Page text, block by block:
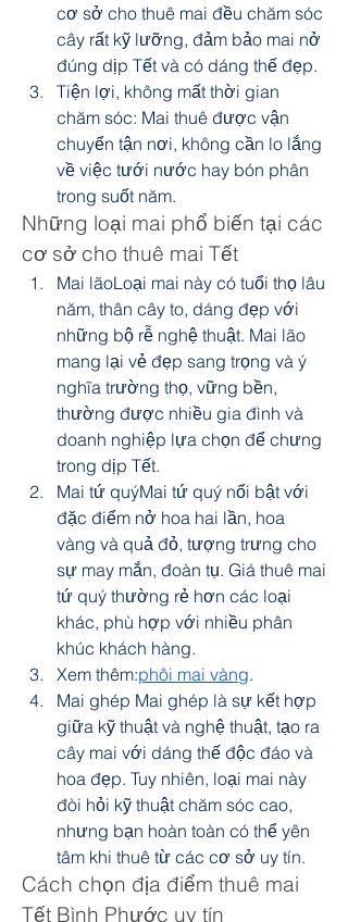
cơ sở cho thuê mai đều chăm sóc
cây rất kỹ lưỡng, đảm bảo mai nở
đúng dịp Tết và có dáng thế đẹp.
Tiện lợi, không mất thời gian
chăm sóc: Mai thuê được vận
chuyển tận nơi, không cần lo lắng
về việc tưới nước hay bón phân
trong suốt năm.
Những loại mai phổ biến tại các
cơ sở cho thuê mai Tết
Mai lãoLoại mai này có tuổi thọ lâu
năm, thân cây to, dáng đẹp với
những bộ rễ nghệ thuật. Mai lão
mang lại vẻ đẹp sang trọng và ý
nghĩa trường thọ, vững bền,
thường được nhiều gia đình và
doanh nghiệp lựa chọn để chưng
trong dịp Tết.
Mai tứ quýMai tứ quý nổi bật với
đặc điểm nở hoa hai lần, hoa
vàng và quả đỏ, tượng trưng cho
sự may mắn, đoàn tụ. Giá thuê mai
tứ quý thường rẻ hơn các loại
khác, phù hợp với nhiều phân
khúc khách hàng.
Xem thêm:phôi mai vàng.
Mai ghép Mai ghép là sự kết hợp
giữa kỹ thuật và nghệ thuật, tạo ra
cây mai với dáng thế độc đáo và
hoa đẹp. Tuy nhiên, loại mai này
đòi hỏi kỹ thuật chăm sóc cao,
nhưng bạn hoàn toàn có thể yên
tâm khi thuê từ các cơ sở uy tín.
Cách chọn địa điểm thuê mai
Tết Bình Phước uy tín